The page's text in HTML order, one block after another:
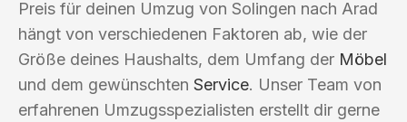
Preis für deinen Umzug von Solingen nach Arad
hängt von verschiedenen Faktoren ab, wie der
Größe deines Haushalts, dem Umfang der Möbel
und dem gewünschten Service. Unser Team von
erfahrenen Umzugsspezialisten erstellt dir gerne